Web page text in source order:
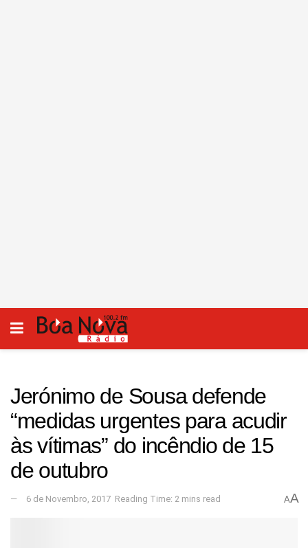
Jerónimo de Sousa defende
“medidas urgentes para acudir
às vítimas” do incêndio de 15
de outubro
6 de Novembro, 2017 Reading Time: 2 mins read AA